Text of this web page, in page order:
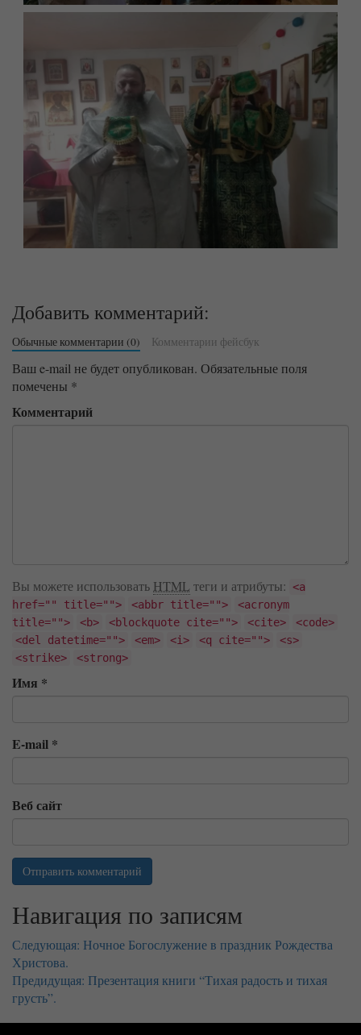
Добавить комментарий:
Обычные комментарии (0) Комментарии фейсбук
Ваш e-mail не будет опубликован. Обязательные поля
помечены *
Комментарий
Вы можете использовать HTML теги и атрибуты: <a
href="" title="">
<abbr title="">
<acronym
title="">
<b> <blockquote cite=""> <cite>
<code>
<del datetime="">
<em> <i> <q cite="">
<s>
<strike>
<strong>
Имя *
E-mail *
Веб сайт
Навигация по записям
Следующая: Ночное Богослужение в праздник Рождества
Христова.
Предидущая: Презентация книги “Тихая радость и тихая
грусть”.